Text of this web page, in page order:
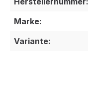
Marke:
Variante: